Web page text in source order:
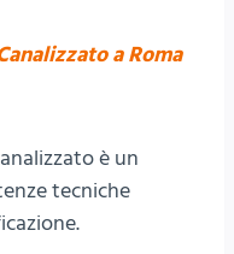
a Roma
è un
tecniche